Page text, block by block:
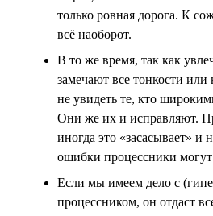
только ровная дорога. К
всё наоборот.
В то же время, так как
замечают все тонкости
не увидеть те, кто
Они же их и исправляют.
иногда это «засасывает» и
ошибки процессники могут
Если мы имеем дело с
процессником, он отдаст